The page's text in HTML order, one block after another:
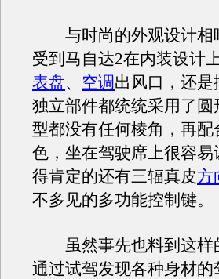
与时尚的外观设计相
受到马自达2在内装设计
表盘、 空调出风口，还
独立部件都统统采用了
型都没有任何棱角，再
色，坐在驾驶席上很容
得肯定的还有三辐真皮方
不多见的多功能控制键。
虽然事先也料到这样
通过试驾发现各种身材